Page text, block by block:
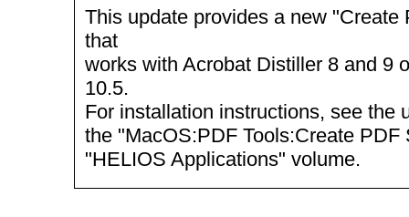
This update provides a new "Create
that
works with Acrobat Distiller 8 and 9
10.5.
For installation instructions, see the
the "MacOS:PDF Tools:Create PDF
"HELIOS Applications" volume.